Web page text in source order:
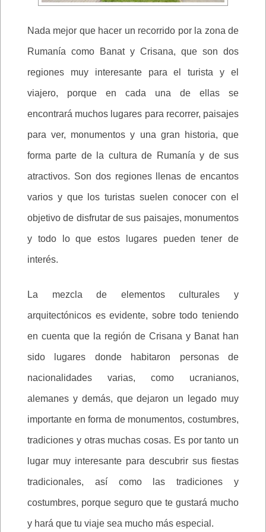
Nada mejor que hacer un recorrido por la zona de
Rumanía como Banat y Crisana, que son dos
regiones muy interesante para el turista y el
viajero, porque en cada una de ellas se
encontrará muchos lugares para recorrer, paisajes
para ver, monumentos y una gran historia, que
forma parte de la cultura de Rumanía y de sus
atractivos. Son dos regiones llenas de encantos
varios y que los turistas suelen conocer con el
objetivo de disfrutar de sus paisajes, monumentos
y todo lo que estos lugares pueden tener de
interés.
La mezcla de elementos culturales y
arquitectónicos es evidente, sobre todo teniendo
en cuenta que la región de Crisana y Banat han
sido lugares donde habitaron personas de
nacionalidades varias, como ucranianos,
alemanes y demás, que dejaron un legado muy
importante en forma de monumentos, costumbres,
tradiciones y otras muchas cosas. Es por tanto un
lugar muy interesante para descubrir sus fiestas
tradicionales, así como las tradiciones y
costumbres, porque seguro que te gustará mucho
y hará que tu viaje sea mucho más especial.